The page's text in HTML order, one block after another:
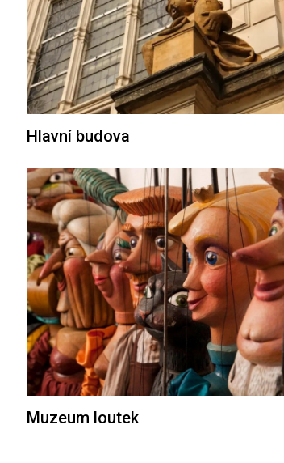
Hlavní budova
Muzeum loutek